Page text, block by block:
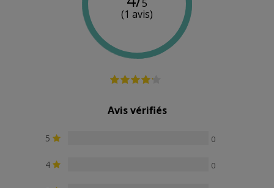
5
(1 avis)
Avis vérifiés
5 0
4 0